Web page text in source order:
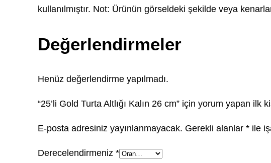
kullanılmıştır. Not: Ürünün görseldeki şekilde veya
Değerlendirmeler
Henüz değerlendirme yapılmadı.
“25’li Gold Turta Altlığı Kalın 26 cm” için yorum yapan ilk
E-posta adresiniz yayınlanmayacak. Gerekli alanlar* ile
Derecelendirmeniz*